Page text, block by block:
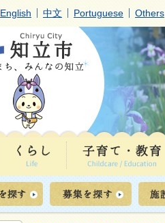
English 中文 Portuguese Others